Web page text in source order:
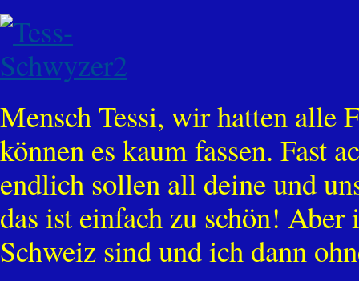
Mensch Tessi, wir hatten alle
können es kaum fassen. Fast
endlich sollen all deine und
das ist einfach zu schön!
Schweiz sind und ich dann